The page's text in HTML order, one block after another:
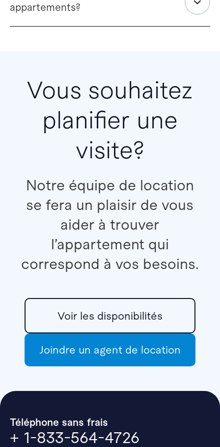
appartements?
Vous souhaitez
planifier une
visite?
Notre équipe de location
se fera un plaisir de vous
aider à trouver
l’appartement qui
correspond à vos besoins.
Voir les disponibilités
Joindre un agent de location
Téléphone sans frais
+ 1-833-564-4726